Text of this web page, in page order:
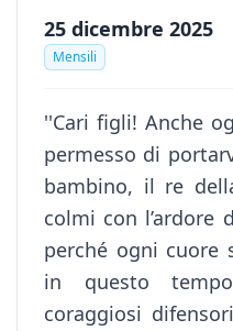
25 dicembre 2025
Mensili
''Cari figli! Anche
permesso di
bambino, il re
colmi con l’ardore
perché ogni cuore
in questo
coraggiosi